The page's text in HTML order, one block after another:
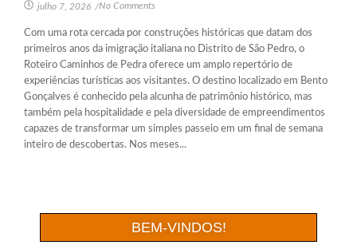
julho 7, 2026 /No Comments
Com uma rota cercada por construções históricas que datam dos
primeiros anos da imigração italiana no Distrito de São Pedro, o
Roteiro Caminhos de Pedra oferece um amplo repertório de
experiências turísticas aos visitantes. O destino localizado em Bento
Gonçalves é conhecido pela alcunha de patrimônio histórico, mas
também pela hospitalidade e pela diversidade de empreendimentos
capazes de transformar um simples passeio em um final de semana
inteiro de descobertas. Nos meses...
BEM-VINDOS!